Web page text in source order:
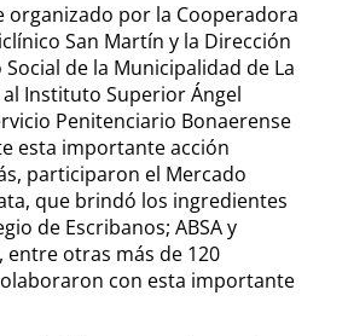
organizado por la Cooperadora
San Martín y la Dirección
de la Municipalidad de La
Instituto Superior Ángel
Penitenciario Bonaerense
esta importante acción
participaron el Mercado
que brindó los ingredientes
de Escribanos; ABSA y
entre otras más de 120
con esta importante